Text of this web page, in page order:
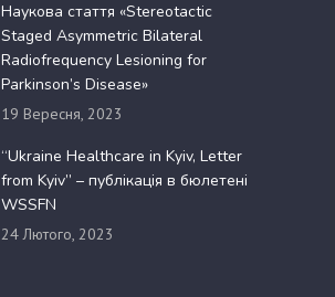
Наукова стаття «Stereotactic
Staged Asymmetric Bilateral
Radiofrequency Lesioning for
Parkinson’s Disease»
19 Вересня, 2023
“Ukraine Healthcare in Kyiv, Letter
from Kyiv” – публікація в бюлетені
WSSFN
24 Лютого, 2023